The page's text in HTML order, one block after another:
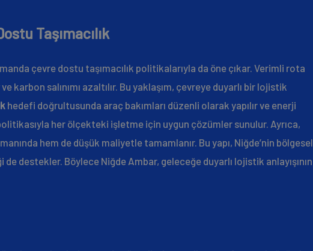
Taşımacılık
çevre dostu taşımacılık politikalarıyla da öne çıkar. Verimli rota
salınımı azaltılır. Bu yaklaşım, çevreye duyarlı bir lojistik
hedefi doğrultusunda araç bakımları düzenli olarak yapılır ve enerji
her ölçekteki işletme için uygun çözümler sunulur. Ayrıca,
hem de düşük maliyetle tamamlanır. Bu yapı, Niğde’nin bölgesel
destekler. Böylece Niğde Ambar, geleceğe duyarlı lojistik anlayışının